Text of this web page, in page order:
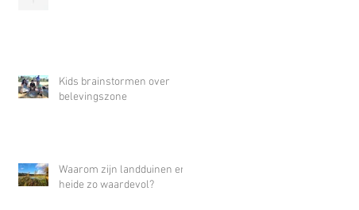
Kids brainstormen over
belevingszone
Waarom zijn landduinen en
heide zo waardevol?